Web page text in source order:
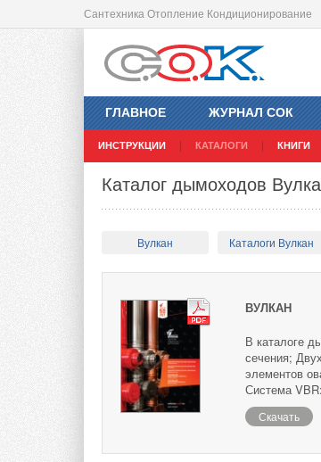
Сантехника Отопление Кондиционирование
ГЛАВНОЕ ЖУРНАЛ СОК
ИНСТРУКЦИИ КАТАЛОГИ КНИГИ
Каталог дымоходов
Вулкан Каталоги Вулкан
ВУЛКАН
В каталоге
сечения;
элементов
Система
Скачать